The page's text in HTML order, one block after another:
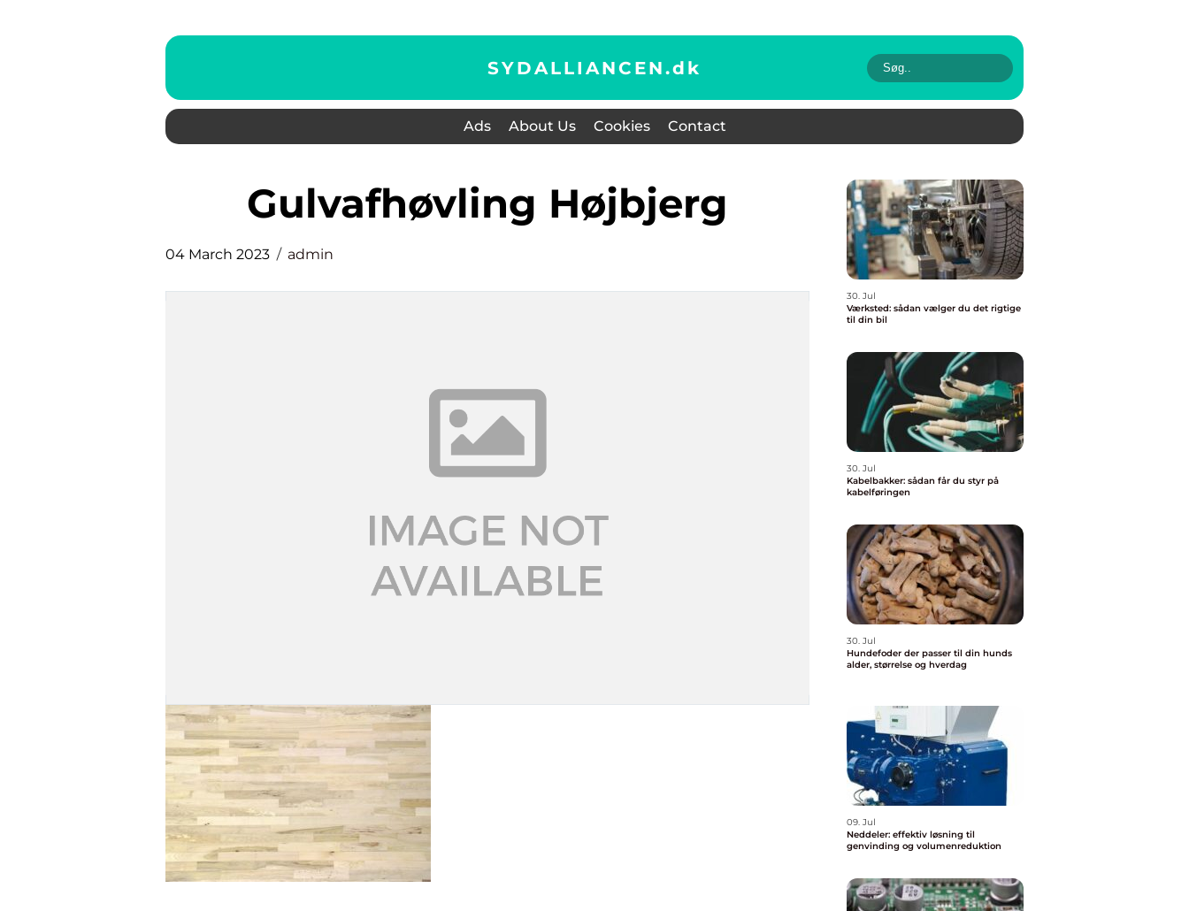
SYDALLIANCEN.dk
Ads About Us Cookies Contact
Gulvafhøvling Højbjerg
04 March 2023 admin
30. Jul
Værksted: sådan vælger du det rigtige
til din bil
30. Jul
Kabelbakker: sådan får du styr på
kabelføringen
30. Jul
Hundefoder der passer til din hunds
alder, størrelse og hverdag
09. Jul
Neddeler: effektiv løsning til
genvinding og volumenreduktion